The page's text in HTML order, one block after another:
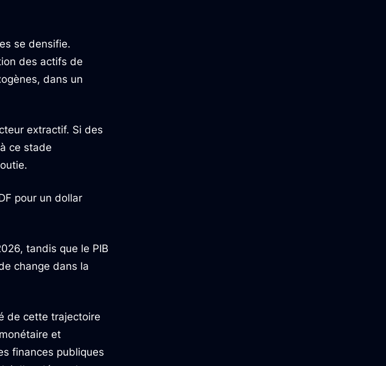
se densifie.
des actifs de
dans un
extractif. Si des
ce stade
pour un dollar
tandis que le PIB
change dans la
de cette trajectoire
et
finances publiques